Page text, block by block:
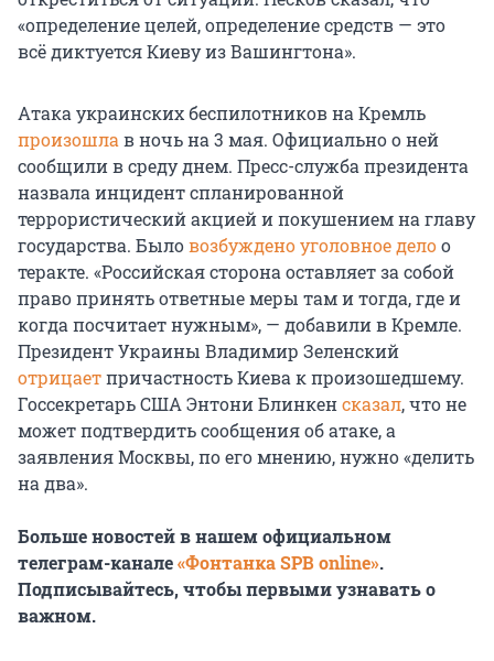
«определение целей, определение средств — это
всё диктуется Киеву из Вашингтона».
Атака украинских беспилотников на Кремль
произошла в ночь на 3 мая. Официально о ней
сообщили в среду днем. Пресс-служба президента
назвала инцидент спланированной
террористический акцией и покушением на главу
государства. Быловозбуждено уголовное делоо
теракте. «Российская сторона оставляет за собой
право принять ответные меры там и тогда, где и
когда посчитает нужным», — добавили в Кремле.
Президент Украины Владимир Зеленский
отрицаетпричастность Киева к произошедшему.
Госсекретарь США Энтони Блинкенсказал, что не
может подтвердить сообщения об атаке, а
заявления Москвы, по его мнению, нужно «делить
на два».
Больше новостей в нашем официальном
телеграм-канале«Фонтанка SPB online».
Подписывайтесь, чтобы первыми узнавать о
важном.